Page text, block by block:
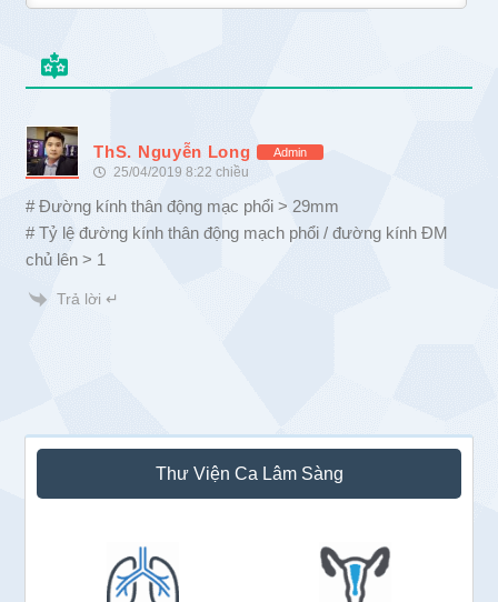
ThS. Nguyễn Long Admin
25/04/2019 8:22 chiều
# Đường kính thân động mạc phổi > 29mm
# Tỷ lệ đường kính thân động mạch phổi / đường kính ĐM
chủ lên > 1
Trả lời ↵
Sidebar
chính
Thư Viện Ca Lâm Sàng